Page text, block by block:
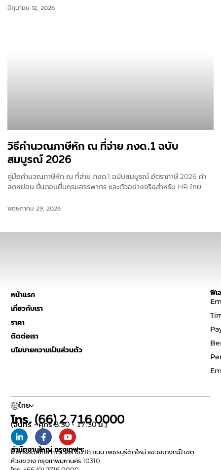
มิถุนายน 12, 2026
วิธีคำนวณภาษีหัก ณ ที่จ่าย ภงด.1 ฉบับ
สมบูรณ์ 2026
คู่มือคำนวณภาษีหัก ณ ที่จ่าย ภงด.1 ฉบับสมบูรณ์ อัตราภาษี 2026 ค่า
ลดหย่อน ขั้นตอนยื่นกรมสรรพากร และตัวอย่างจริงสำหรับ HR ไทย
พฤษภาคม 29, 2026
หน้าแรก
เกี่ยวกับเรา
ราคา
ติดต่อเรา
นโยบายความเป็นส่วนตัว
ฟีเ
ไทย
โทร. (66) 2 716 0000
(จันทร์ - ศุกร์ 8:30 - 17:30 น.)
สำนักงานใหญ่ กรุงเทพฯ:
อาคารอิตัลไทย ทาวเวอร์ ชั้น 18 ถนน เพชรบุรีตัดใหม่ แขวงบางกะปิ เขต
ห้วยขวาง กรุงเทพมหานคร 10310